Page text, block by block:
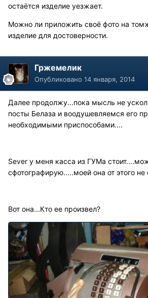
остаётся изделие уезжает.
Можно ли приложить своё фото на
изделие для достоверности.
Гржемелик
Опубликовано 14 января, 2014
Далее продолжу...пока мысль не
посты Белаза и воодушевляемся его
необходимыми приспособами....
Sever у меня касса из ГУМа
сфотографирую.....моей она от этого не
Вот она...Кто ее произвел?